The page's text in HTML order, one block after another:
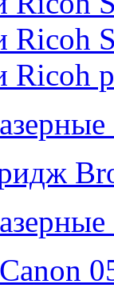
Ricoh
Ricoh